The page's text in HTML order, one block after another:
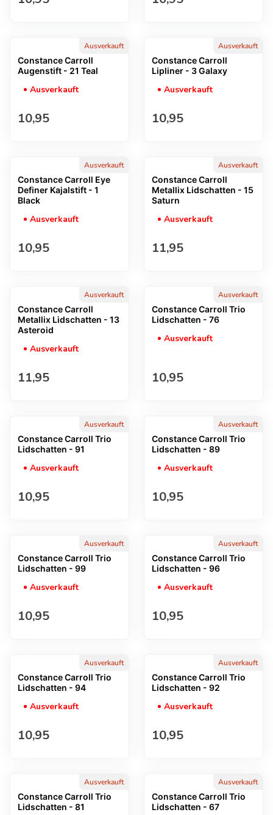
Ausverkauft
Constance Carroll
Augenstift - 21 Teal
Ausverkauft
Regulärer Preis
10,95
Ausverkauft
Constance Carroll
Lipliner - 3 Galaxy
Ausverkauft
Regulärer Preis
10,95
Ausverkauft
Constance Carroll Eye
Definer Kajalstift - 1
Black
Ausverkauft
Regulärer Preis
10,95
Ausverkauft
Constance Carroll
Metallix Lidschatten - 15
Saturn
Ausverkauft
Regulärer Preis
11,95
Ausverkauft
Constance Carroll
Metallix Lidschatten - 13
Asteroid
Ausverkauft
Regulärer Preis
11,95
Ausverkauft
Constance Carroll Trio
Lidschatten - 76
Ausverkauft
Regulärer Preis
10,95
Ausverkauft
Constance Carroll Trio
Lidschatten - 91
Ausverkauft
Regulärer Preis
10,95
Ausverkauft
Constance Carroll Trio
Lidschatten - 89
Ausverkauft
Regulärer Preis
10,95
Ausverkauft
Constance Carroll Trio
Lidschatten - 99
Ausverkauft
Regulärer Preis
10,95
Ausverkauft
Constance Carroll Trio
Lidschatten - 96
Ausverkauft
Regulärer Preis
10,95
Ausverkauft
Constance Carroll Trio
Lidschatten - 94
Ausverkauft
Regulärer Preis
10,95
Ausverkauft
Constance Carroll Trio
Lidschatten - 92
Ausverkauft
Regulärer Preis
10,95
Ausverkauft
Constance Carroll Trio
Lidschatten - 81
Ausverkauft
Constance Carroll Trio
Lidschatten - 67